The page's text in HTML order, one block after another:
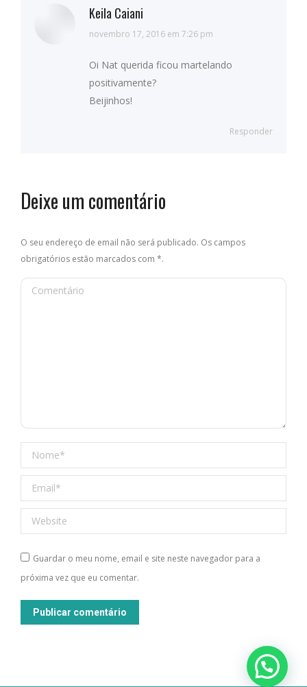
Keila Caiani
diz:
novembro 17, 2016 em 7:26 pm
Oi Nat querida ficou martelando
positivamente?
Beijinhos!
Responder
Deixe um comentário
O seu endereço de email não será publicado. Os campos
obrigatórios estão marcados com *.
Comentário
Nome *
Email *
Website
Guardar o meu nome, email e site neste navegador para a
próxima vez que eu comentar.
Publicar comentário